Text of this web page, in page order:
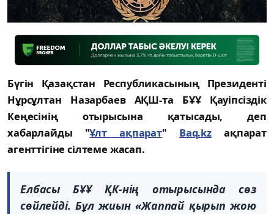
Бүгін Қазақстан Республикасының Президенті
Нұрсұлтан Назарбаев АҚШ-та БҰҰ Қауіпсіздік
Кеңесінің отырысына қатысады, деп
хабарлайды "Ұлт ақпарат" Baq.kzақпарат
агенттігіне сілтеме жасап.
Елбасы БҰҰ ҚК-нің отырысында сөз
сөйлейді. Бұл жиын «Жаппай қырып жою